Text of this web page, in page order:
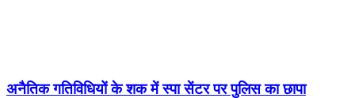
अनैतिक गतिविधियों के शक में स्पा सेंटर पर पुलिस का छापा